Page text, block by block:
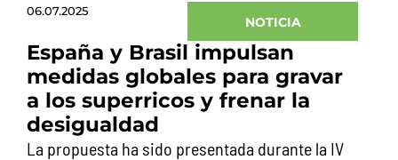
06.07.2025
NOTICIA
España y Brasil impulsan
medidas globales para gravar
a los superricos y frenar la
desigualdad
La propuesta ha sido presentada durante la IV